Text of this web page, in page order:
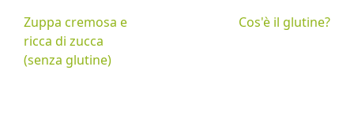
Zuppa cremosa e
ricca di zucca
(senza glutine)
Cos'è il glutine?